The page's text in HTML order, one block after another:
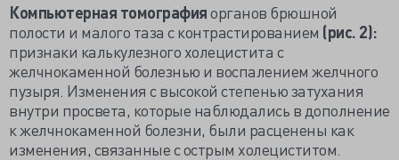
Компьютерная томографияорганов брюшной
полости и малого таза с контрастированием (рис. 2):
признаки калькулезного холецистита с
желчнокаменной болезнью и воспалением желчного
пузыря. Изменения с высокой степенью затухания
внутри просвета, которые наблюдались в дополнение
к желчнокаменной болезни, были расценены как
изменения, связанные с острым холециститом.